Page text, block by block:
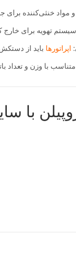
مواد خنثی‌کننده
سیستم تهویه برای
اپراتورها باید از
متناسب با وزن و تعداد
با